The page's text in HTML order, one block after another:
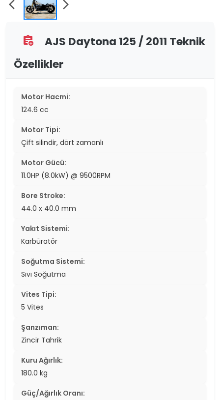
arrow_back_ios arrow_forward_ios
assignment_add
AJS Daytona 125 / 2011 Teknik
Özellikler
Motor Hacmi:
124.6 cc
Motor Tipi:
Çift silindir, dört zamanlı
Motor Gücü:
11.0HP (8.0kW) @ 9500RPM
Bore Stroke:
44.0 x 40.0 mm
Yakıt Sistemi:
Karbüratör
Soğutma Sistemi:
Sıvı Soğutma
Vites Tipi:
5 Vites
Şanzıman:
Zincir Tahrik
Kuru Ağırlık:
180.0 kg
Güç/Ağırlık Oranı: